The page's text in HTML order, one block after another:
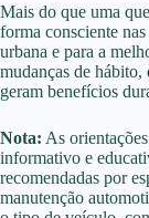
Mais do que uma
forma consciente
urbana e para a
mudanças de hábito,
geram benefícios
Nota: As
informativo e
recomendadas por
manutenção